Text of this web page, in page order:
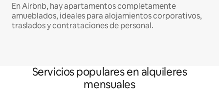
En Airbnb, hay apartamentos completamente
amueblados, ideales para alojamientos corporativos,
traslados y contrataciones de personal.
Servicios populares en alquileres
mensuales